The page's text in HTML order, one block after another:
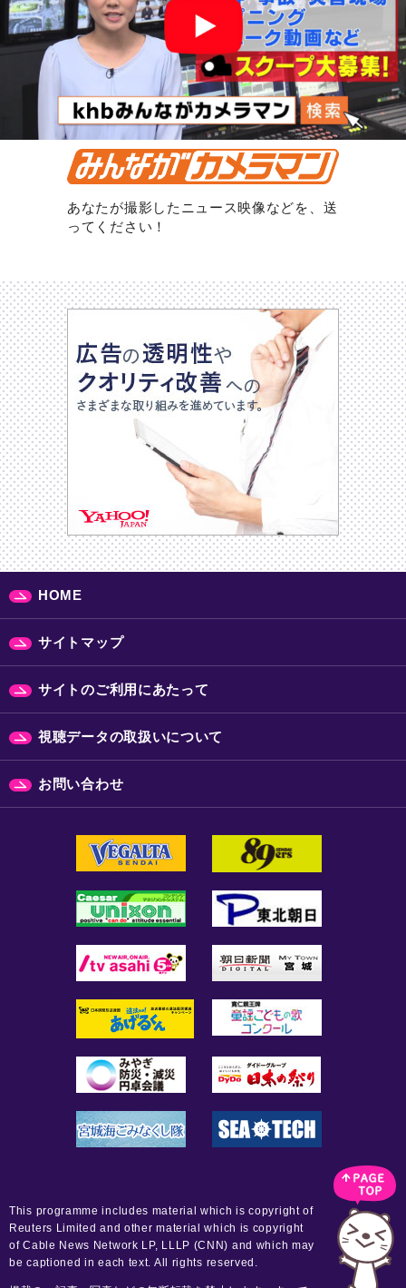
あなたが撮影したニュース映像などを、送
ってください！
HOME
サイトマップ
サイトのご利用にあたって
視聴データの取扱いについて
お問い合わせ
This programme includes material which is copyright of
Reuters Limited and other material which is copyright
of Cable News Network LP, LLLP (CNN) and which may
be captioned in each text. All rights reserved.